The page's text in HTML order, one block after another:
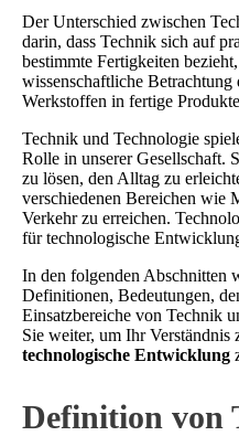
Der Unterschied zwischen
darin, dass Technik sich auf
bestimmte Fertigkeiten
wissenschaftliche
Werkstoffen in fertige
Technik und Technologie
Rolle in unserer Gesellschaft.
zu lösen, den Alltag zu
verschiedenen Bereichen wie
Verkehr zu erreichen.
für technologische
In den folgenden Abschnitten
Definitionen, Bedeutungen,
Einsatzbereiche von Technik
Sie weiter, um Ihr
technologische Entwicklung
Definition von